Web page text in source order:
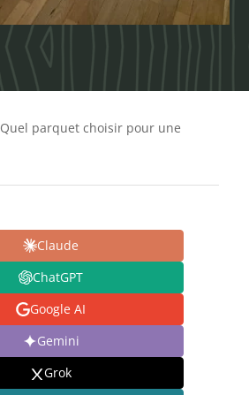
Quel parquet choisir pour une
Claude
ChatGPT
Google AI
Gemini
Grok